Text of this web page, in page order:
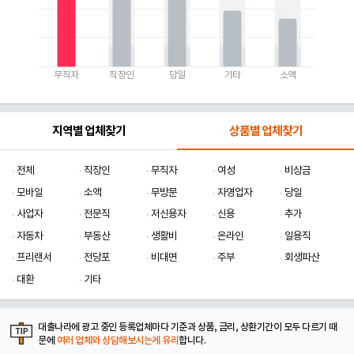
무직자 직장인 당일 기타 소액
지역별 업체찾기 상품별 업체찾기
전체 직장인 무직자 여성
비상금
모바일
소액 무방문 자영업자
당일
사업자
전문직 저신용자 신용
추가
자동차
부동산 생활비 온라인
일용직
프리랜서
전당포 비대면 주부
회생파산
대환
기타
대출나라에 광고 중인 등록업체마다 기준과 상품, 금리, 상환기간이 모두 다르기 때
문에 여러 업체와 상담해보시는게 유리합니다.